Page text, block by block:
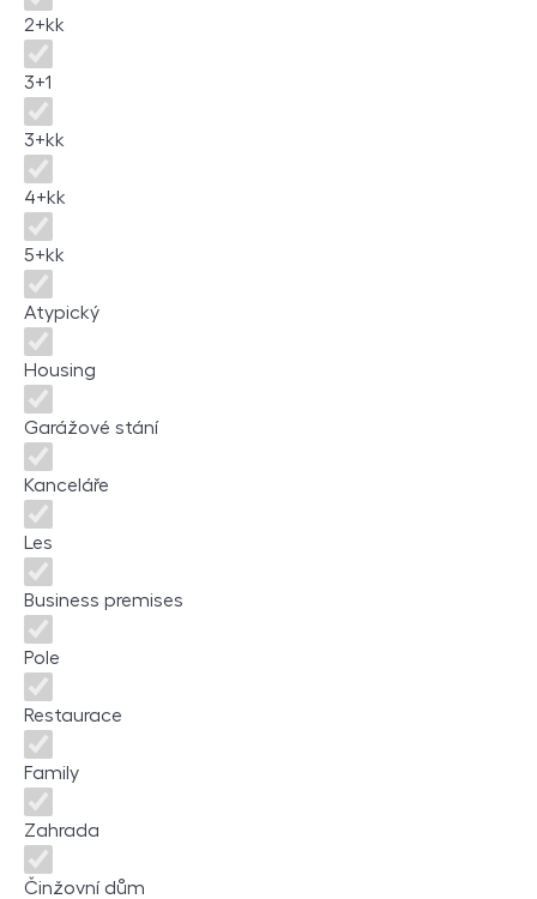
2+kk
3+1
3+kk
4+kk
5+kk
Atypický
Housing
Garážové stání
Kanceláře
Les
Business premises
Pole
Restaurace
Family
Zahrada
Činžovní dům